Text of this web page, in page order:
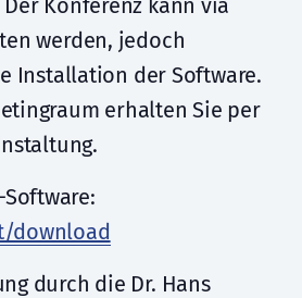
Konferenz kann via
werden, jedoch
Installation der Software.
erhalten Sie per
Software:
download
durch die Dr. Hans